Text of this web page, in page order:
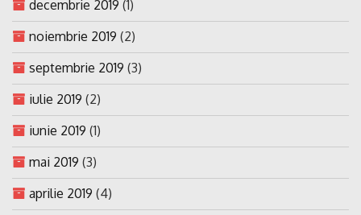
decembrie 2019 (1)
noiembrie 2019 (2)
septembrie 2019 (3)
iulie 2019 (2)
iunie 2019 (1)
mai 2019 (3)
aprilie 2019 (4)